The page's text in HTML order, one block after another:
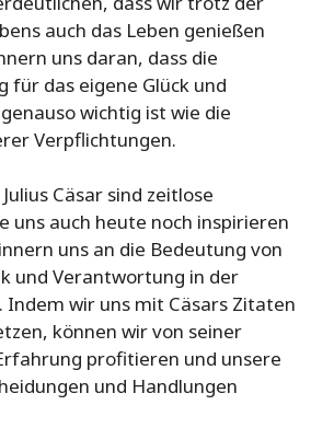
auch das Leben genießen
uns daran, dass die
für das eigene Glück und
wichtig ist wie die
Verpflichtungen.
Cäsar sind zeitlose
uns auch heute noch inspirieren
uns an die Bedeutung von
und Verantwortung in der
Indem wir uns mit Cäsars Zitaten
können wir von seiner
profitieren und unsere
und Handlungen